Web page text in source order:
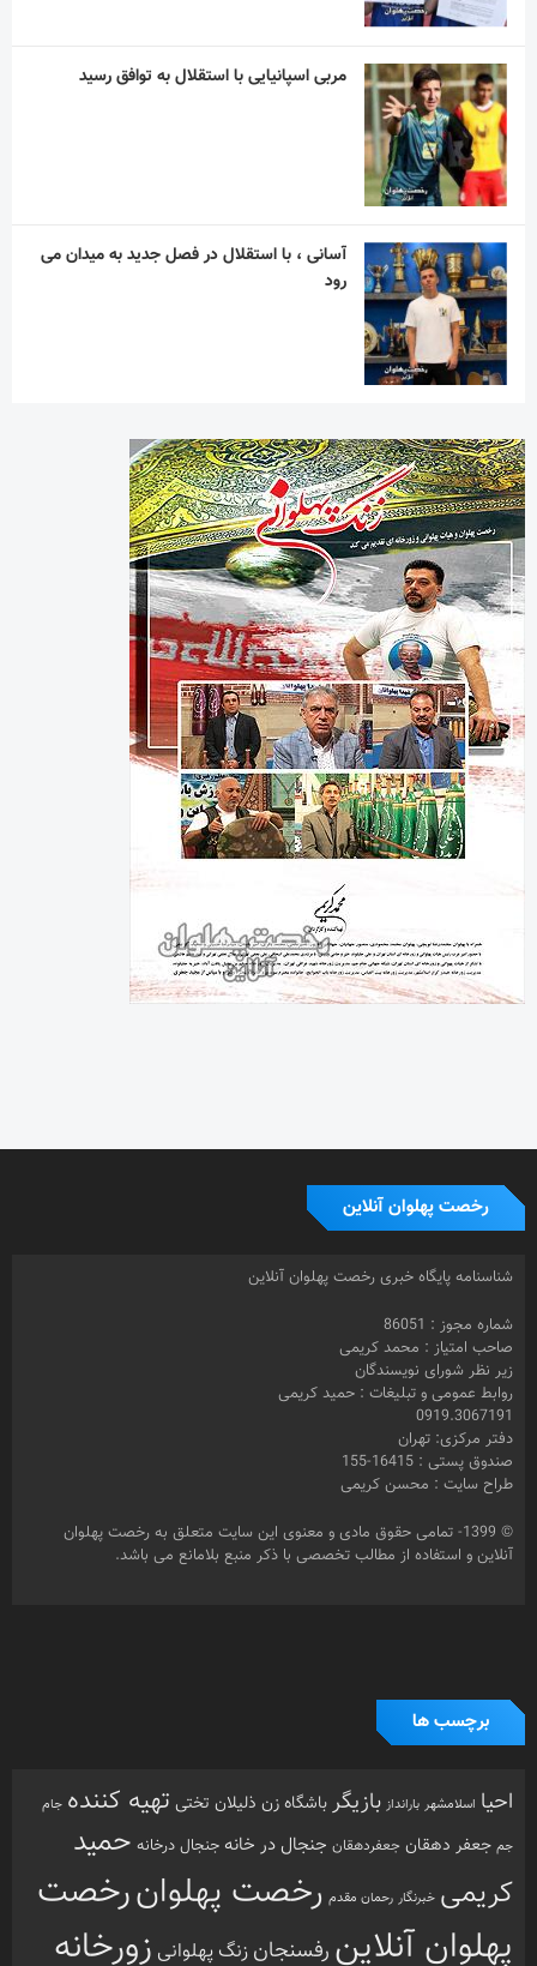
مربی اسپانیایی با استقلال به توافق رسید
آسانی ، با استقلال در فصل جدید به میدان می
رود
رخصت پهلوان آنلاین
شناسنامه پایگاه خبری رخصت پهلوان آنلاین
شماره مجوز : 86051
صاحب امتیاز : محمد کریمی
زیر نظر شورای نویسندگان
روابط عمومی و تبلیغات : حمید کریمی
0919.3067191
دفتر مرکزی: تهران
صندوق پستی : 16415-155
طراح سایت : محسن کریمی
© 1399- تمامی حقوق مادی و معنوی این سایت متعلق به رخصت پهلوان
آنلاین و استفاده از مطالب تخصصی با ذکر منبع بلامانع می باشد.
برچسب ها
احیا اسلامشهر بارانداز بازیگرباشگاه زن ذلیلان تختی تهیه کننده جام
جم جعفر دهقان جعفردهقان جنجال در خانه جنجال درخانه حمید
کریمی خبرنگار رحمان مقدم رخصت پهلوانرخصت
پهلوان آنلاین رفسنجان زنگ پهلوانی زورخانه